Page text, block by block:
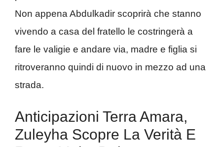
Non appena Abdulkadir scoprirà che stanno
vivendo a casa del fratello le costringerà a
fare le valigie e andare via, madre e figlia si
ritroveranno quindi di nuovo in mezzo ad una
strada.
Anticipazioni Terra Amara,
Zuleyha Scopre La Verità E